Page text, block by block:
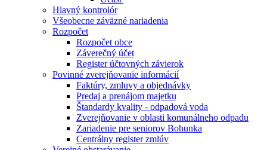
Hlavný kontrolór
Všeobecne záväzné nariadenia
Rozpočet
Rozpočet obce
Záverečný účet
Register účtovných závierok
Povinné zverejňovanie informácií
Faktúry, zmluvy a objednávky
Predaj a prenájom majetku
Štandardy kvality - odpadová voda
Zverejňovanie v oblasti komunálneho odpadu
Zariadenie pre seniorov Bohunka
Centrálny register zmlúv